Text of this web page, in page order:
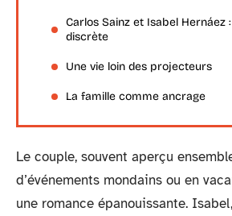
Carlos Sainz et Isabel Hernáez
discrète
Une vie loin des projecteurs
La famille comme ancrage
Le couple, souvent aperçu
d’événements mondains ou en
une romance épanouissante.